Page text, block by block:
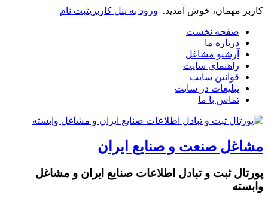
کاربر مهمان، خوش آمدید. ورود به پنل کاربریثبت نام
صفحه نخست
درباره ما
آرشیو مشاغل
راهنمای سایت
قوانین سایت
تبلیغات در سایت
تماس با ما
مشاغل صنعت و صنایع ایران
پورتال ثبت و تبادل اطلاعات صنایع ایران و مشاغل
وابسته